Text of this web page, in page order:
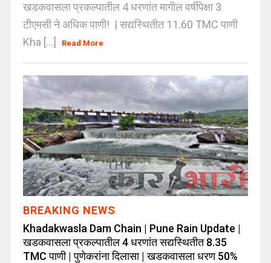
खडकवासला प्रकल्पातील 4 धरणांत मागील वर्षीपेक्षा 3
टीएमसी ने अधिक पाणी! | सद्यस्थितीत 11.60 TMC पाणी
Kha [...]
Read More
BREAKING NEWS
Khadakwasla Dam Chain | Pune Rain Update |
खडकवासला प्रकल्पातील 4 धरणांत सद्यस्थितीत 8.35
TMC पाणी | पुणेकरांना दिलासा | खडकवासला धरण 50%